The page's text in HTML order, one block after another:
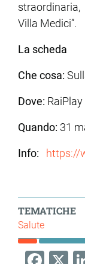
Villa Medici”.
La scheda
Che cosa:
Dove: RaiPlay
Quando: 31
Info: https://
TEMATICHE
Salute